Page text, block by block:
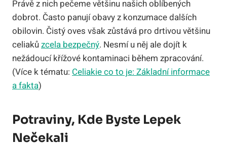
Právě z nich pečeme většinu našich oblíbených
dobrot. Často panují obavy z konzumace dalších
obilovin. Čistý oves však zůstává pro drtivou většinu
celiakůzcela bezpečný. Nesmí u něj ale dojít k
nežádoucí křížové kontaminaci během zpracování.
(Více k tématu: Celiakie co to je: Základní informace
a fakta)
Potraviny, Kde Byste Lepek
Nečekali